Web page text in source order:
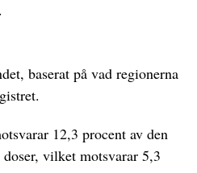
baserat på vad regionerna
12,3 procent av den
vilket motsvarar 5,3